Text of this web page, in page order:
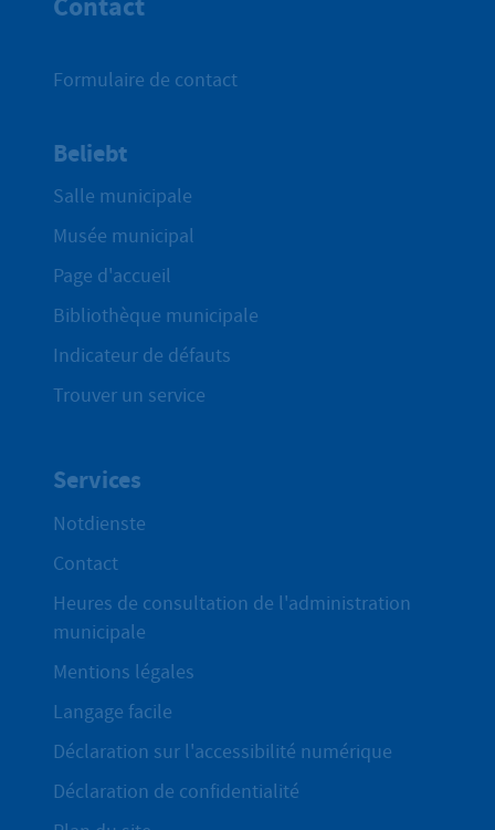
Formulaire de contact
Beliebt
Salle municipale
Musée municipal
Page d'accueil
Bibliothèque municipale
Indicateur de défauts
Trouver un service
Services
Notdienste
Contact
Heures de consultation de l'administration
municipale
Mentions légales
Langage facile
Déclaration sur l'accessibilité numérique
Déclaration de confidentialité